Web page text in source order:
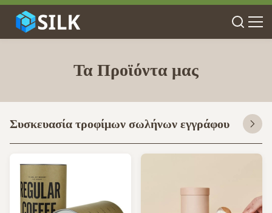
Τα Προϊόντα μας
Συσκευασία τροφίμων σωλήνων εγγράφου